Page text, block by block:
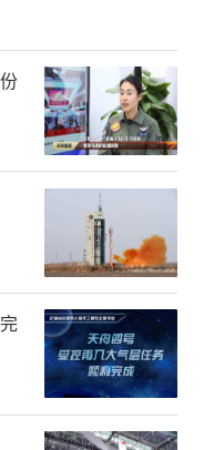
工作岗位近20
心部件——气体
亿元。
等周边钢企延
，以“专精特
园，打造现代
业集群。
衡阳市振洋汽车
化加工项目，
密传动件自动化
境科技20万吨特
京利天成机械制
4个项目集中签